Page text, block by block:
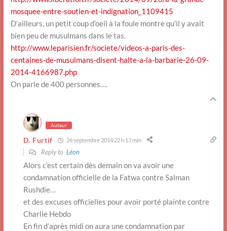
mosquee-entre-soutien-et-indignation_1109415
D’ailleurs, un petit coup d’oeil à la foule montre qu’il y avait
bien peu de musulmans dans le tas.
http://www.leparisien.fr/societe/videos-a-paris-des-
centaines-de-musulmans-disent-halte-a-la-barbarie-26-09-
2014-4166987.php
On parle de 400 personnes….
Auteur
D. Furtif 26 septembre 2014 22 h 13 min
Reply to Léon
Alors c’est certain dès demain on va avoir une
condamnation officielle de la Fatwa contre Salman
Rushdie…
et des excuses officielles pour avoir porté plainte contre
Charlie Hebdo
En fin d’après midi on aura une condamnation par